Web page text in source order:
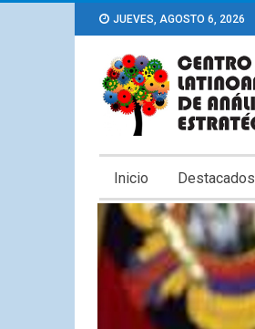
JUEVES, AGOSTO 6, 2026
Inicio Destacados